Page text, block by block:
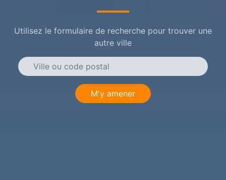
Utilisez le formulaire de recherche pour trouver une
autre ville
M'y amener